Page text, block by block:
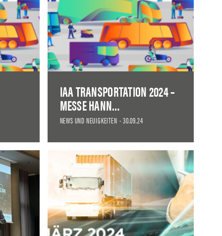
IAA TRANSPORTATION 2024 –
MESSE HANN…
NEWS UND NEUIGKEITEN -30.09.24